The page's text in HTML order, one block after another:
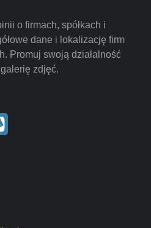
o firmach, spółkach i
dane i lokalizację firm
Promuj swoją działalność
zdjęć.